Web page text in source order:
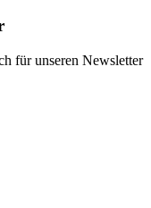
für unseren Newsletter